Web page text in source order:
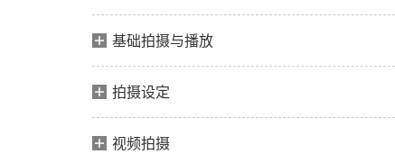
基础拍摄与播放
拍摄设定
视频拍摄